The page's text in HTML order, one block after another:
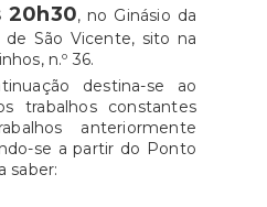
20h30, no Ginásio da
São Vicente, sito na
n.º 36.
destina-se ao
trabalhos constantes
anteriormente
se a partir do Ponto
saber: